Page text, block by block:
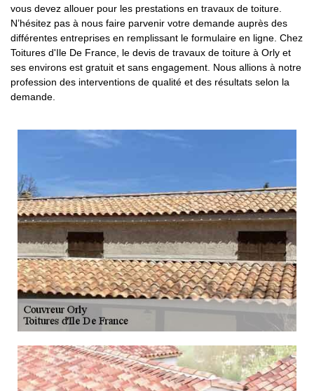
vous devez allouer pour les prestations en travaux de toiture.
N’hésitez pas à nous faire parvenir votre demande auprès des
différentes entreprises en remplissant le formulaire en ligne. Chez
Toitures d'Ile De France, le devis de travaux de toiture à Orly et
ses environs est gratuit et sans engagement. Nous allions à notre
profession des interventions de qualité et des résultats selon la
demande.